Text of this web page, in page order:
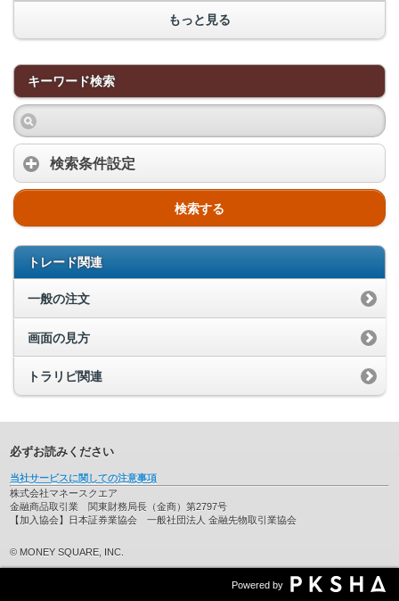
もっと見る
キーワード検索
検索条件設定
検索する
トレード関連
一般の注文
画面の見方
トラリピ関連
必ずお読みください
当社サービスに関しての注意事項
株式会社マネースクエア
金融商品取引業 関東財務局長（金商）第2797号
【加入協会】日本証券業協会 一般社団法人 金融先物取引業協会
© MONEY SQUARE, INC.
Powered by